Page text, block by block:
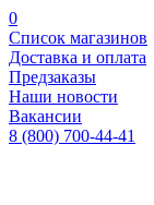
0
Список магазинов
Доставка и оплата
Предзаказы
Наши новости
Вакансии
8 (800) 700-44-41